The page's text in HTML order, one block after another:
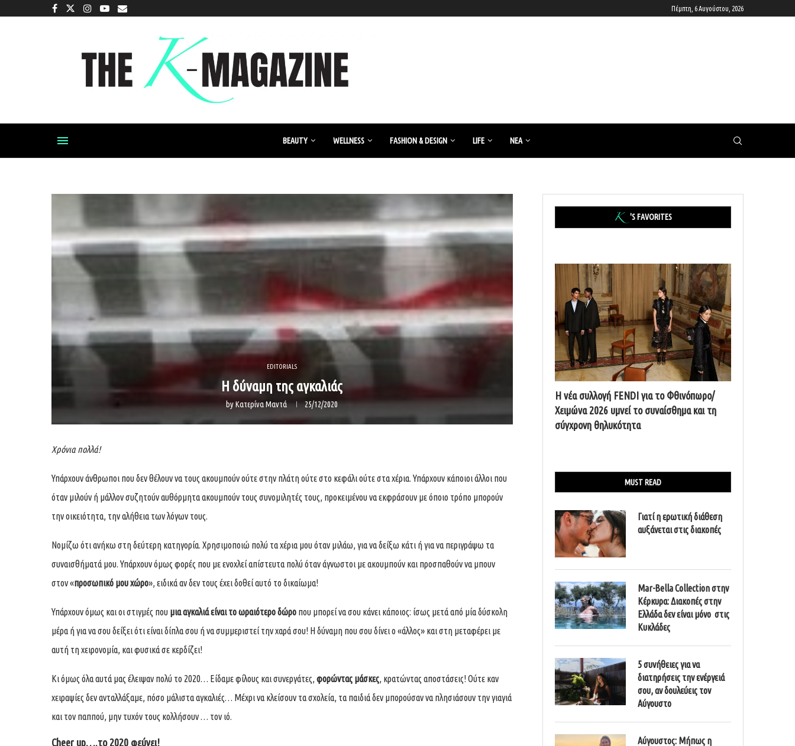
Πέμπτη, 6 Αυγούστου, 2026
BEAUTY WELLNESS FASHION & DESIGN LIFE ΝΈΑ
EDITORIALS
Η δύναμη της αγκαλιάς
byΚατερίνα Μαντά 25/12/2020
Χρόνια πολλά!
Υπάρχουν άνθρωποι που δεν θέλουν να τους ακουμπούν ούτε στην πλάτη ούτε στο κεφάλι ούτε στα χέρια. Υπάρχουν κάποιοι άλλοι που
όταν μιλούν ή μάλλον συζητούν αυθόρμητα ακουμπούν τους συνομιλητές τους, προκειμένου να εκφράσουν με όποιο τρόπο μπορούν
την οικειότητα, την αλήθεια των λόγων τους.
Νομίζω ότι ανήκω στη δεύτερη κατηγορία. Χρησιμοποιώ πολύ τα χέρια μου όταν μιλάω, για να δείξω κάτι ή για να περιγράψω τα
συναισθήματά μου. Υπάρχουν όμως φορές που με ενοχλεί απίστευτα πολύ όταν άγνωστοι με ακουμπούν και προσπαθούν να μπουν
στον «προσωπικό μου χώρο», ειδικά αν δεν τους έχει δοθεί αυτό το δικαίωμα!
Υπάρχουν όμως και οι στιγμές που μια αγκαλιά είναι το ωραιότερο δώρο που μπορεί να σου κάνει κάποιος: ίσως μετά από μία δύσκολη
μέρα ή για να σου δείξει ότι είναι δίπλα σου ή να συμμεριστεί την χαρά σου! Η δύναμη που σου δίνει ο «άλλος» και στη μεταφέρει με
αυτή τη χειρονομία, και φυσικά σε κερδίζει!
Κι όμως όλα αυτά μας έλειψαν πολύ το 2020… Είδαμε φίλους και συνεργάτες,φορώντας μάσκες, κρατώντας αποστάσεις! Ούτε καν
χειραψίες δεν ανταλλάξαμε, πόσο μάλιστα αγκαλιές… Μέχρι να κλείσουν τα σχολεία, τα παιδιά δεν μπορούσαν να πλησιάσουν την γιαγιά
και τον παππού, μην τυχόν τους κολλήσουν … τον ιό.
Cheer up….το 2020 φεύγει!
'S FAVORITES
Η νέα συλλογή FENDI για το Φθινόπωρο/
Χειμώνα 2026 υμνεί το συναίσθημα και τη
σύγχρονη θηλυκότητα
MUST READ
Γιατί η ερωτική διάθεση
αυξάνεται στις διακοπές
Mar-Bella Collection στην
Κέρκυρα: Διακοπές στην
Ελλάδα δεν είναι μόνο στις
Κυκλάδες
5 συνήθειες για να
διατηρήσεις την ενέργειά
σου, αν δουλεύεις τον
Αύγουστο
Αύγουστος: Μήπως η